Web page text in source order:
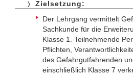
Zielsetzung:
Der Lehrgang vermittelt
Sachkunde für die
Klasse 1. Teilnehmende
Pflichten,
des Gefahrgutfahrenden
einschließlich Klasse 7